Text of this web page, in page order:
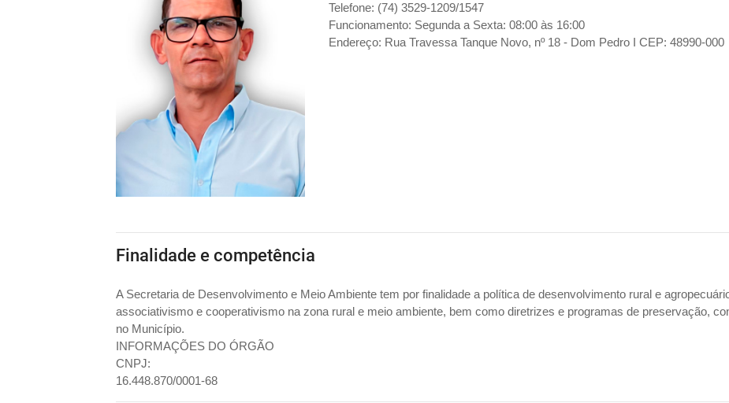
Telefone: (74) 3529-1209/1547
Funcionamento: Segunda a Sexta: 08:00 às 16:00
Endereço: Rua Travessa Tanque Novo, nº 18 - Dom Pedro I CEP: 48990-000
Finalidade e competência
A Secretaria de Desenvolvimento e Meio Ambiente tem por finalidade a política de desenvolvimento rural e
associativismo e cooperativismo na zona rural e meio ambiente, bem como diretrizes e programas de preservação,
no Município.
INFORMAÇÕES DO ÓRGÃO
CNPJ:
16.448.870/0001-68